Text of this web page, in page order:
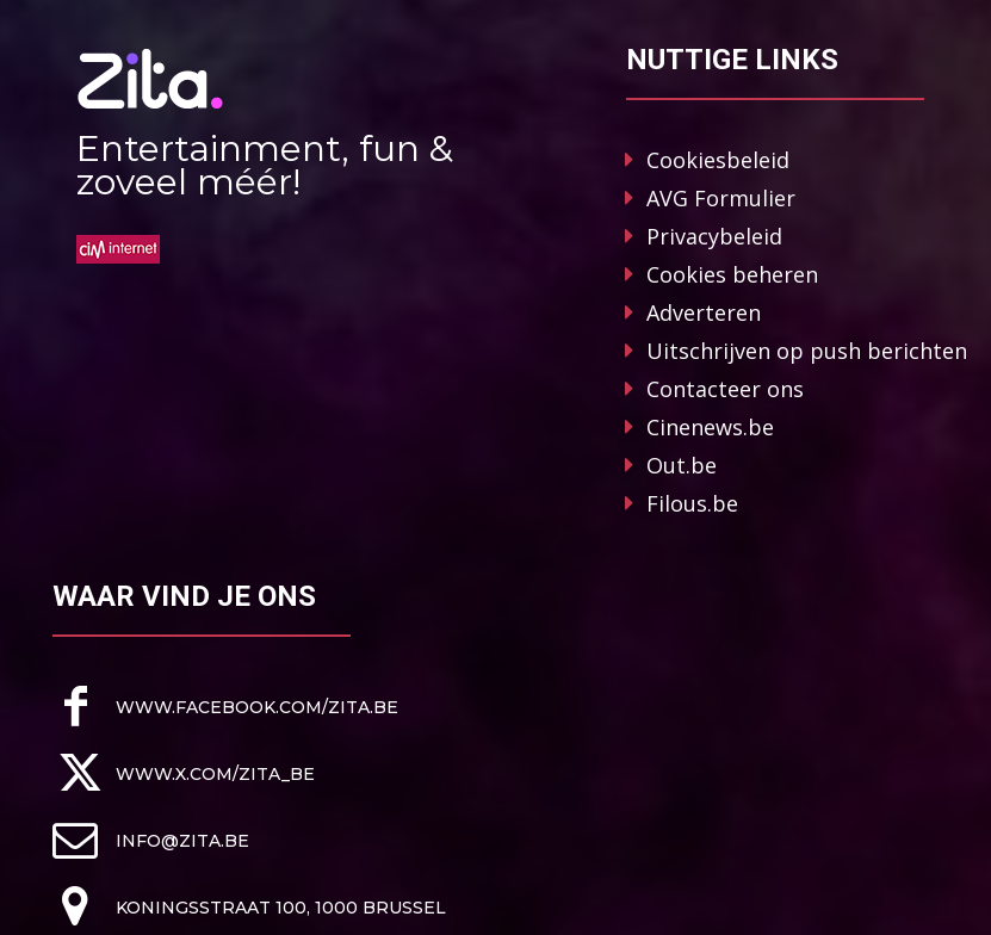
Entertainment, fun &
zoveel méér!
NUTTIGE LINKS
Cookiesbeleid
AVG Formulier
Privacybeleid
Cookies beheren
Adverteren
Uitschrijven op push berichten
Contacteer ons
Cinenews.be
Out.be
Filous.be
WAAR VIND JE ONS
WWW.FACEBOOK.COM/ZITA.BE
WWW.X.COM/ZITA_BE
INFO@ZITA.BE
KONINGSSTRAAT 100, 1000 BRUSSEL